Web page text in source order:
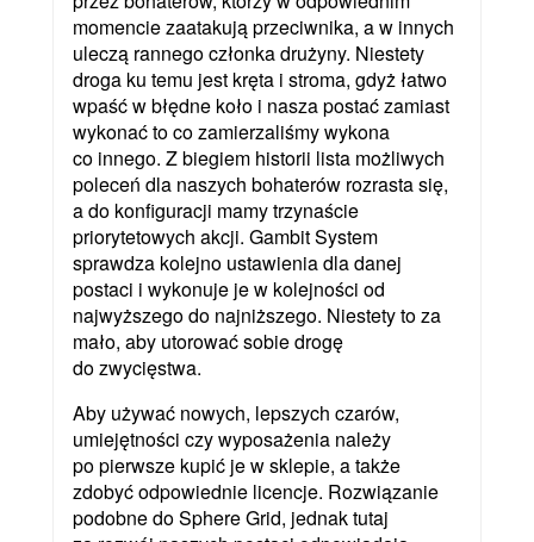
momencie zaatakują przeciwnika, a w innych
uleczą rannego członka drużyny. Niestety
droga ku temu jest kręta i stroma, gdyż łatwo
wpaść w błędne koło i nasza postać zamiast
wykonać to co zamierzaliśmy wykona
co innego. Z biegiem historii lista możliwych
poleceń dla naszych bohaterów rozrasta się,
a do konfiguracji mamy trzynaście
priorytetowych akcji. Gambit System
sprawdza kolejno ustawienia dla danej
postaci i wykonuje je w kolejności od
najwyższego do najniższego. Niestety to za
mało, aby utorować sobie drogę
do zwycięstwa.
Aby używać nowych, lepszych czarów,
umiejętności czy wyposażenia należy
po pierwsze kupić je w sklepie, a także
zdobyć odpowiednie licencje. Rozwiązanie
podobne do Sphere Grid, jednak tutaj